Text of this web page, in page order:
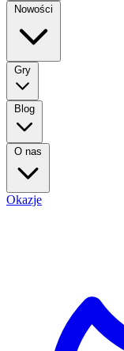
Nowości
Gry
Blog
O nas
Okazje